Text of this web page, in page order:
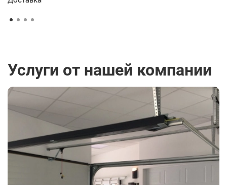
Услуги от нашей компании